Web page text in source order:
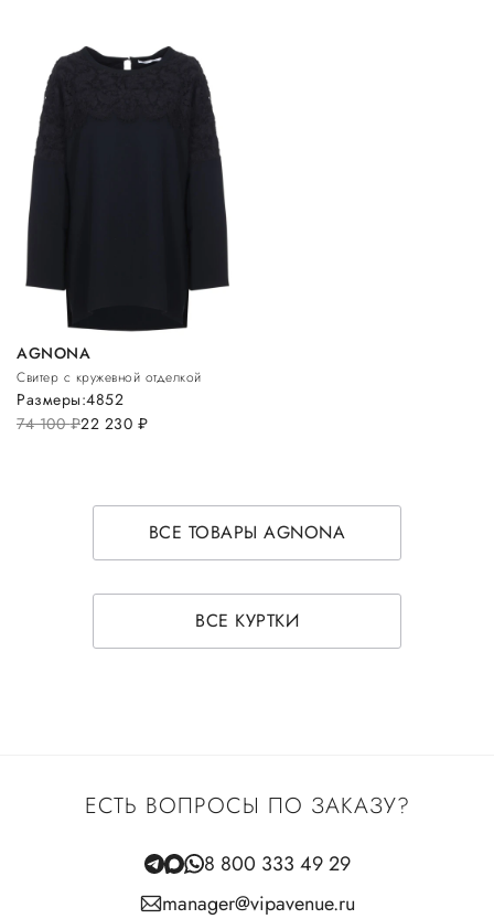
AGNONA
Свитер с кружевной отделкой
74 100руб.22 230 руб.
Размеры:4852
ВСЕ ТОВАРЫ AGNONA
ВСЕ КУРТКИ
ЕСТЬ ВОПРОСЫ ПО ЗАКАЗУ?
8 800 333 49 29
manager@vipavenue.ru